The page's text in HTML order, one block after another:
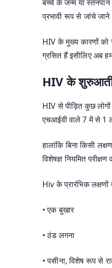
बच्चे के जन्म या
प्रभावी रूप से जांचे
HIV के मुख्य कारणों को
ग्रसित हैं इसीलिए अब
HIVके शुरुआ
HIV से पीड़ित कुछ
एचआईवी वाले 7 में से 1
हालांकि बिना किसी
विशेषज्ञ नियमित
Hiv के प्रारंभिक
• एक बुखार
• ठंड लगना
• पसीना, विशेष रूप से